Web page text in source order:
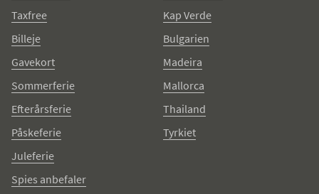
Taxfree
Billeje
Gavekort
Sommerferie
Efterårsferie
Påskeferie
Juleferie
Spies anbefaler
Kap Verde
Bulgarien
Madeira
Mallorca
Thailand
Tyrkiet